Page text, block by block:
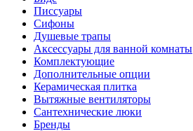
Писсуары
Сифоны
Душевые трапы
Аксессуары для ванной комнаты
Комплектующие
Дополнительные опции
Керамическая плитка
Вытяжные вентиляторы
Сантехнические люки
Бренды